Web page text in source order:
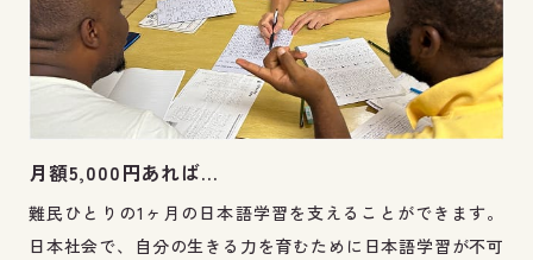
月額5,000円あれば…
難民ひとりの1ヶ月の日本語学習を支えることができます。
日本社会で、自分の生きる力を育むために日本語学習が不可